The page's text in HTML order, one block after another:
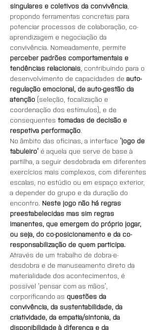
singulares e coletivos da convivência
propondo ferramentas concretas para
potenciar processos de colaboração, co-
aprendizagem e negociação da
convivência. Nomeadamente, permite
perceber padrões comportamentais e
tendências relacionais , contribuindo para o
desenvolvimento de capacidades de auto-
regulação emocional, de auto-gestão da
atenção (seleção, focalização e
coordenação dos estímulos), e de
consequentes tomadas de decisão e
respetiva performação.
No âmbito das oficinas, a interface ‘jogo de
tabuleiro’ é aquela que serve de base à
partilha, a seguir desdobrada em diferentes
exercícios mais complexos, com diferentes
escalas, no estúdio ou em espaço exterior,
a depender do grupo e da duração do
encontro. Neste jogo não há regras
preestabelecidas mas sim regras
imanentes, que emergem do próprio jogar,
ou seja, do co-posicionamento e da co-
responsabilização de quem participa.
Através de um trabalho de dobra-e-
desdobra e de manuseamento direto da
materialidade dos acontecimentos, é
possível ‘pensar com as mãos’,
corporificando as questões da
convivência, da sustentabilidade, da
criatividade, da empatia/sintonia, da
disponibilidade à diferença e da